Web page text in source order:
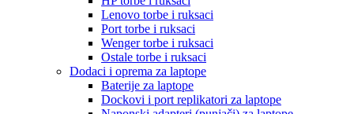
Lenovo torbe i ruksaci
Port torbe i ruksaci
Wenger torbe i ruksaci
Ostale torbe i ruksaci
Dodaci i oprema za laptope
Baterije za laptope
Dockovi i port replikatori za laptope